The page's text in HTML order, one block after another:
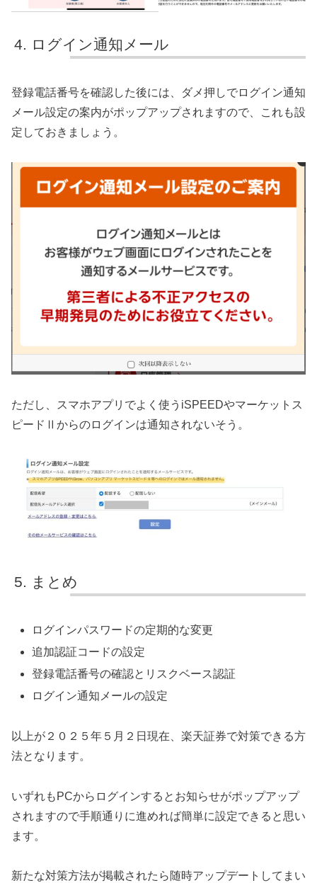
ログイン通知メール
登録電話番号を確認した後には、ダメ押しでログイン通知
メール設定の案内がポップアップされますので、これも設
定しておきましょう。
ただし、スマホアプリでよく使うiSPEEDやマーケットス
ピードⅡからのログインは通知されないそう。
まとめ
ログインパスワードの定期的な変更
追加認証コードの設定
登録電話番号の確認とリスクベース認証
ログイン通知メールの設定
以上が２０２５年５月２日現在、楽天証券で対策できる方
法となります。
いずれもPCからログインするとお知らせがポップアップ
されますので手順通りに進めれば簡単に設定できると思い
ます。
新たな対策方法が掲載されたら随時アップデートしてまい